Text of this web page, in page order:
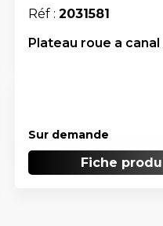
Réf : 2031581
Plateau roue a
Sur demande
Fiche